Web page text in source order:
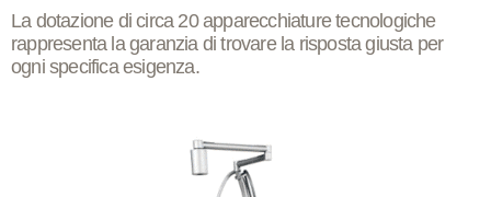
La dotazione di circa 20 apparecchiature tecnologiche
rappresenta la garanzia di trovare la risposta giusta per
ogni specifica esigenza.